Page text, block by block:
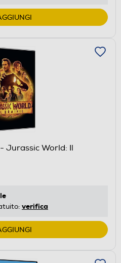
- Jurassic World: Il
verifica